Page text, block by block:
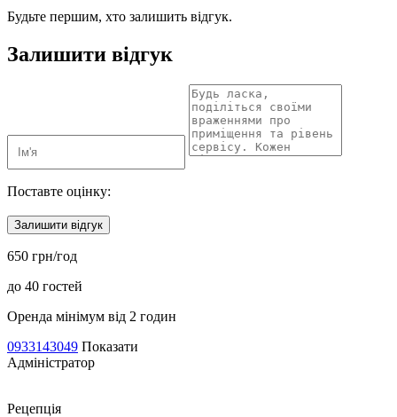
Будьте першим, хто залишить відгук.
Залишити відгук
Поставте оцінку:
Залишити відгук
650 грн/год
до 40 гостей
Оренда мінімум від 2 годин
0933143049 Показати
Адміністратор
Рецепція